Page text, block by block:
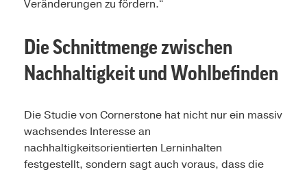
Veränderungen zu fördern.“
Die Schnittmenge zwischen
Nachhaltigkeit und Wohlbefinden
Die Studie von Cornerstone hat nicht nur ein massiv
wachsendes Interesse an
nachhaltigkeitsorientierten Lerninhalten
festgestellt, sondern sagt auch voraus, dass die